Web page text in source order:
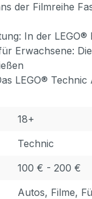
der Filmreihe
In der
Erwachsene:
LEGO®
18+
Technic
100 € - 200 €
Autos, Filme,